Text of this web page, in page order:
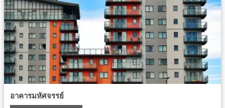
อาคารมหัศจรรย์